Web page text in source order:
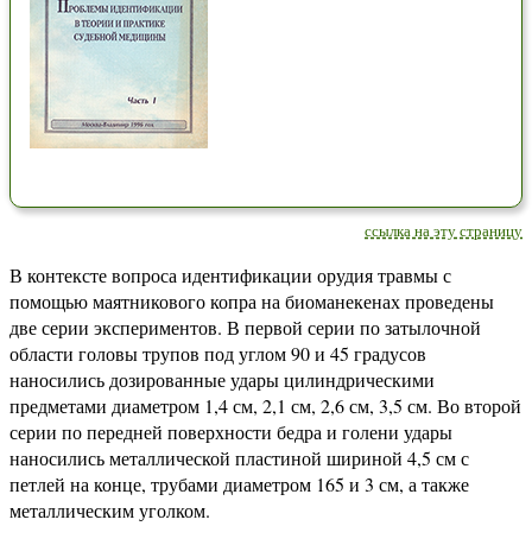
ссылка на эту страницу
В контексте вопроса идентификации орудия травмы с
помощью маятникового копра на биоманекенах проведены
две серии экспериментов. В первой серии по затылочной
области головы трупов под углом 90 и 45 градусов
наносились дозированные удары цилиндрическими
предметами диаметром 1,4 см, 2,1 см, 2,6 см, 3,5 см. Во второй
серии по передней поверхности бедра и голени удары
наносились металлической пластиной шириной 4,5 см с
петлей на конце, трубами диаметром 165 и 3 см, а также
металлическим уголком.